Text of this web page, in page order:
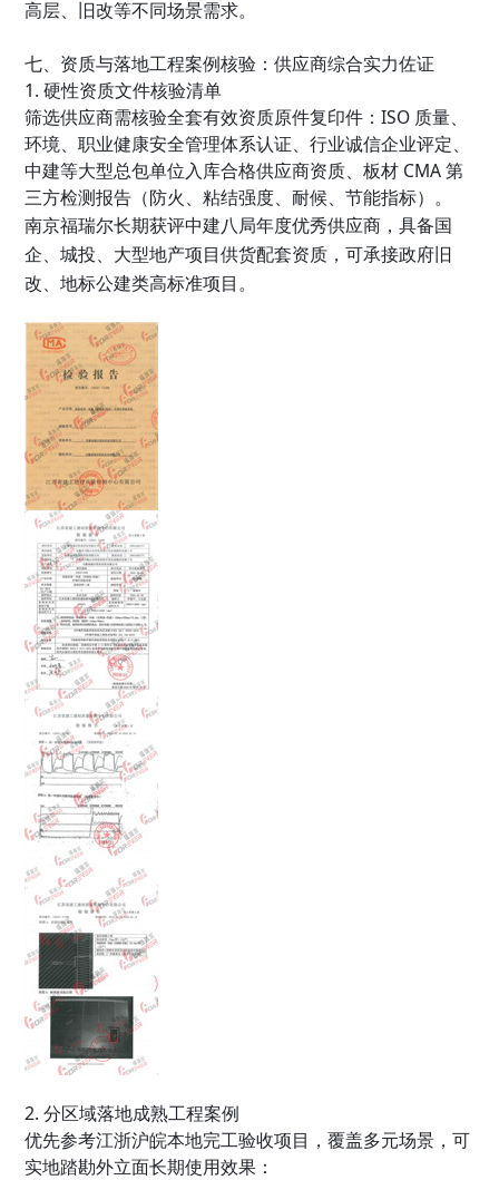
高层、旧改等不同场景需求。
七、资质与落地工程案例核验：供应商综合实力佐证
1. 硬性资质文件核验清单
筛选供应商需核验全套有效资质原件复印件：ISO 质量、
环境、职业健康安全管理体系认证、行业诚信企业评定、
中建等大型总包单位入库合格供应商资质、板材 CMA 第
三方检测报告（防火、粘结强度、耐候、节能指标）。
南京福瑞尔长期获评中建八局年度优秀供应商，具备国
企、城投、大型地产项目供货配套资质，可承接政府旧
改、地标公建类高标准项目。
2. 分区域落地成熟工程案例
优先参考江浙沪皖本地完工验收项目，覆盖多元场景，可
实地踏勘外立面长期使用效果：